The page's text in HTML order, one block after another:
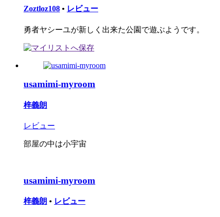
Zoztloz108 • レビュー
勇者ヤシーユが新しく出来た公園で遊ぶようです。
usamimi-myroom
梓義朗
レビュー
部屋の中は小宇宙
usamimi-myroom
梓義朗 • レビュー